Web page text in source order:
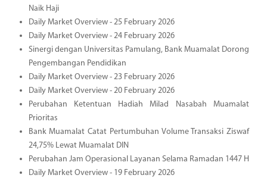
Naik Haji
Daily Market Overview - 25 February 2026
Daily Market Overview - 24 February 2026
Sinergi dengan Universitas Pamulang, Bank Muamalat Dorong
Pengembangan Pendidikan
Daily Market Overview - 23 February 2026
Daily Market Overview - 20 February 2026
Perubahan Ketentuan Hadiah Milad Nasabah Muamalat
Prioritas
Bank Muamalat Catat Pertumbuhan Volume Transaksi Ziswaf
24,75% Lewat Muamalat DIN
Perubahan Jam Operasional Layanan Selama Ramadan 1447 H
Daily Market Overview - 19 February 2026